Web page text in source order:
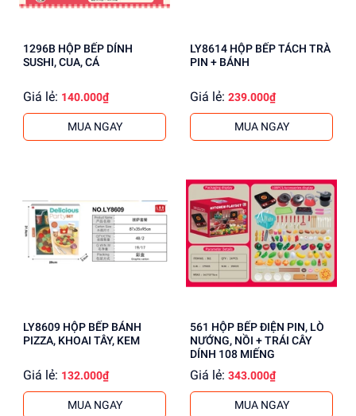
1296B HỘP BẾP DÍNH
SUSHI, CUA, CÁ
Giá lẻ: 140.000₫
MUA NGAY
LY8614 HỘP BẾP TÁCH TRÀ
PIN + BÁNH
Giá lẻ: 239.000₫
MUA NGAY
LY8609 HỘP BẾP BÁNH
PIZZA, KHOAI TÂY, KEM
Giá lẻ: 132.000₫
MUA NGAY
561 HỘP BẾP ĐIỆN PIN, LÒ
NƯỚNG, NỒI + TRÁI CÂY
DÍNH 108 MIẾNG
Giá lẻ: 343.000₫
MUA NGAY